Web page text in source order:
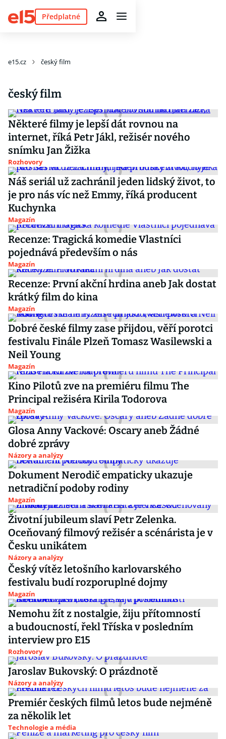
Předplatné
e15.cz český film
český film
Některé filmy je lepší dát rovnou na
internet, říká Petr Jákl, režisér nového
snímku Jan Žižka
Rozhovory
Náš seriál už zachránil jeden lidský život, to
je pro nás víc než Emmy, říká producent
Kuchynka
Magazín
Recenze: Tragická komedie Vlastníci
pojednává především o nás
Magazín
Recenze: První akční hrdina aneb Jak dostat
krátký film do kina
Magazín
Dobré české filmy zase přijdou, věří porotci
festivalu Finále Plzeň Tomasz Wasilewski a
Neil Young
Magazín
Kino Pilotů zve na premiéru filmu The
Principal režiséra Kirila Todorova
Magazín
Glosa Anny Vackové: Oscary aneb Žádné
dobré zprávy
Názory a analýzy
Dokument Nerodič empaticky ukazuje
netradiční podoby rodiny
Magazín
Životní jubileum slaví Petr Zelenka.
Oceňovaný filmový režisér a scénárista je v
Česku unikátem
Názory a analýzy
Český vítěz letošního karlovarského
festivalu budí rozporuplné dojmy
Magazín
Nemohu žít z nostalgie, žiju přítomností
a budoucností, řekl Tříska v posledním
interview pro E15
Rozhovory
Jaroslav Bukovský: O prázdnotě
Názory a analýzy
Premiér českých filmů letos bude nejméně
za několik let
Technologie a média